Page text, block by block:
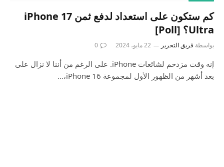
كم ستكون على استعداد لدفع ثمن iPhone 17
Ultra؟ [Poll]
بواسطة فريق التحرير 22 مايو، 2024 0
إنه وقت مزدحم لشائعات iPhone. على الرغم من أننا لا نزال على
بعد أشهر من الظهور الأول لمجموعة iPhone 16،…